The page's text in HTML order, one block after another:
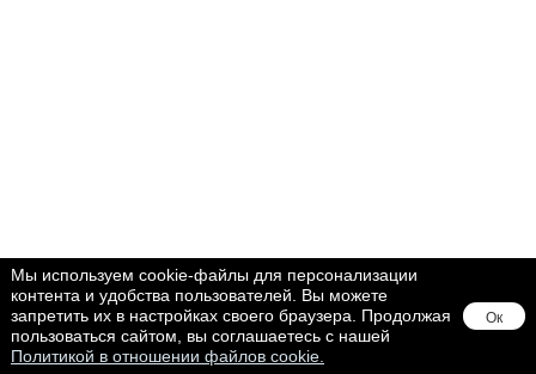
Мы используем cookie-файлы для персонализации
контента и удобства пользователей. Вы можете
запретить их в настройках своего браузера. Продолжая
пользоваться сайтом, вы соглашаетесь с нашей
Политикой в отношении файлов cookie.
Ок